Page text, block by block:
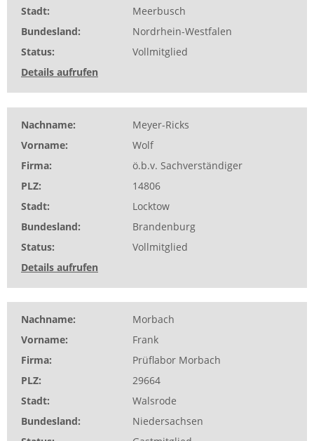
Stadt
Meerbusch
Bundesland
Nordrhein-Westfalen
Status
Vollmitglied
Details aufrufen
Nachname
Meyer-Ricks
Vorname
Wolf
Firma
ö.b.v. Sachverständiger
PLZ
14806
Stadt
Locktow
Bundesland
Brandenburg
Status
Vollmitglied
Details aufrufen
Nachname
Morbach
Vorname
Frank
Firma
Prüflabor Morbach
PLZ
29664
Stadt
Walsrode
Bundesland
Niedersachsen